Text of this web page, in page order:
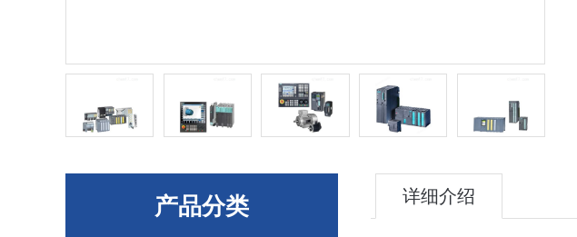
产品分类 详细介绍